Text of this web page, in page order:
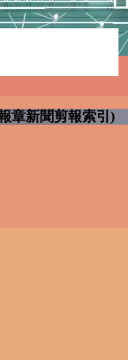
章新聞剪報索引)